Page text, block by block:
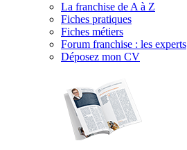
La franchise de A à Z
Fiches pratiques
Fiches métiers
Forum franchise : les experts
Déposez mon CV